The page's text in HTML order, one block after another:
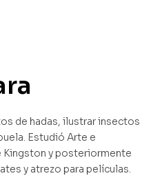
de hadas, ilustrar insectos
Estudió Arte e
Kingston y posteriormente
y atrezo para películas.